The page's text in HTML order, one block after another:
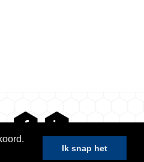
Ik snap het